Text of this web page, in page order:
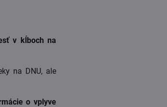
v kĺboch na
na DNU, ale
o vplyve